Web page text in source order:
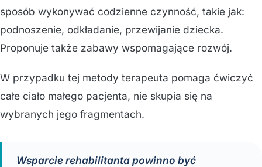
sposób wykonywać codzienne czynność, takie jak:
podnoszenie, odkładanie, przewijanie dziecka.
Proponuje także zabawy wspomagające rozwój.
W przypadku tej metody terapeuta pomaga ćwiczyć
całe ciało małego pacjenta, nie skupia się na
wybranych jego fragmentach.
Wsparcie rehabilitanta powinno być